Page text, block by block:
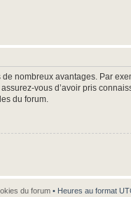
nombreux avantages. Par
vous d’avoir pris
du forum.
du forum • Heures au format